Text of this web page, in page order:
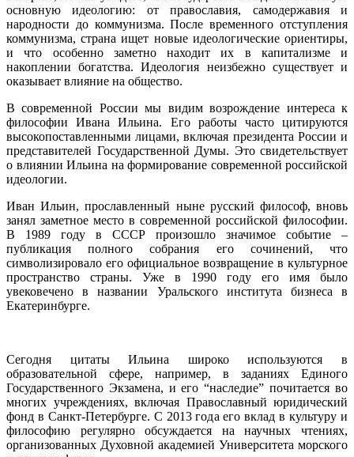
основную идеологию: от православия, самодержавия и
народности до коммунизма. После временного отступления
коммунизма, страна ищет новые идеологические ориентиры,
и что особенно заметно находит их в капитализме и
накоплении богатства. Идеология неизбежно существует и
оказывает влияние на общество.
В современной России мы видим возрождение интереса к
философии Ивана Ильина. Его работы часто цитируются
высокопоставленными лицами, включая президента России и
представителей Государственной Думы. Это свидетельствует
о влиянии Ильина на формирование современной российской
идеологии.
Иван Ильин, прославленный ныне русский философ, вновь
занял заметное место в современной российской философии.
В 1989 году в СССР произошло значимое событие –
публикация полного собрания его сочинений, что
символизировало его официальное возвращение в культурное
пространство страны. Уже в 1990 году его имя было
увековечено в названии Уральского института бизнеса в
Екатеринбурге.
Сегодня цитаты Ильина широко используются в
образовательной сфере, например, в заданиях Единого
Государственного Экзамена, и его “наследие” почитается во
многих учреждениях, включая Православный юридический
фонд в Санкт-Петербурге. С 2013 года его вклад в культуру и
философию регулярно обсуждается на научных чтениях,
организованных Духовной академией Университета морского